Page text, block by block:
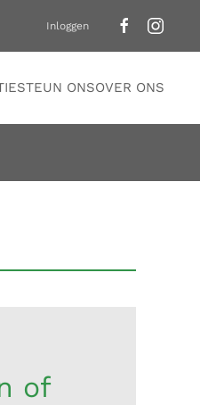
Inloggen
STEUN ONSOVER ONS
of